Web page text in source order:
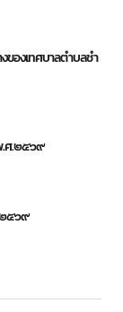
ของเทศบาลตำบลชำ
.ศ.๒๕๖๙
๒๕๖๙